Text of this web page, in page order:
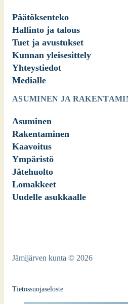
Päätöksenteko
Hallinto ja talous
Tuet ja avustukset
Kunnan yleisesittely
Yhteystiedot
Medialle
ASUMINEN JA
Asuminen
Rakentaminen
Kaavoitus
Ympäristö
Jätehuolto
Lomakkeet
Uudelle asukkaalle
Jämijärven kunta © 2026
Tietossuojaseloste